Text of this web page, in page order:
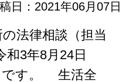
日：2021年06月07日
法律相談（担当
3年8月24日
です。 生活全